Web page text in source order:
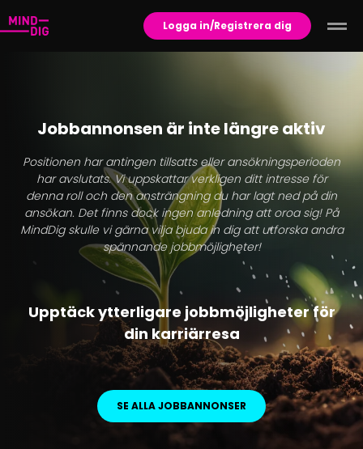
Logga in/Registrera dig
Jobbannonsen är inte längre aktiv
Positionen har antingen tillsatts eller ansökningsperioden
har avslutats. Vi uppskattar verkligen ditt intresse för
denna roll och den ansträngning du har lagt ned på din
ansökan. Det finns dock ingen anledning att oroa sig! På
MindDig skulle vi gärna vilja bjuda in dig att utforska andra
spännande jobbmöjligheter!
Upptäck ytterligare jobbmöjligheter för
din karriärresa
SE ALLA JOBBANNONSER